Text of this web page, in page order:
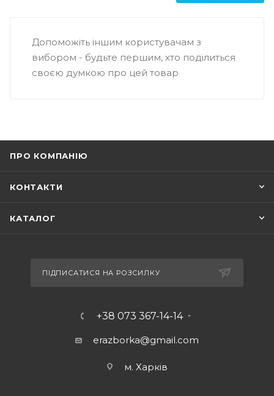
Допоможіть іншим користувачам з
вибором - будьте першим, хто поділиться
своєю думкою про цей товар
ПРО КОМПАНІЮ
КОНТАКТИ
КАТАЛОГ
ПІДПИСАТИСЯ НА РОЗСИЛКУ
+38 073 367-14-14
erazborka@gmail.com
м. Харків